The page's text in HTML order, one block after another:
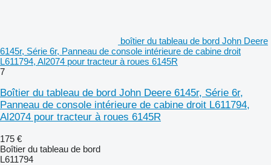
boîtier du tableau de bord John Deere
6145r, Série 6r, Panneau de console intérieure de cabine droit
L611794, Al2074 pour tracteur à roues 6145R
7
Boîtier du tableau de bord John Deere 6145r, Série 6r,
Panneau de console intérieure de cabine droit L611794,
Al2074 pour tracteur à roues 6145R
175 €
Boîtier du tableau de bord
L611794